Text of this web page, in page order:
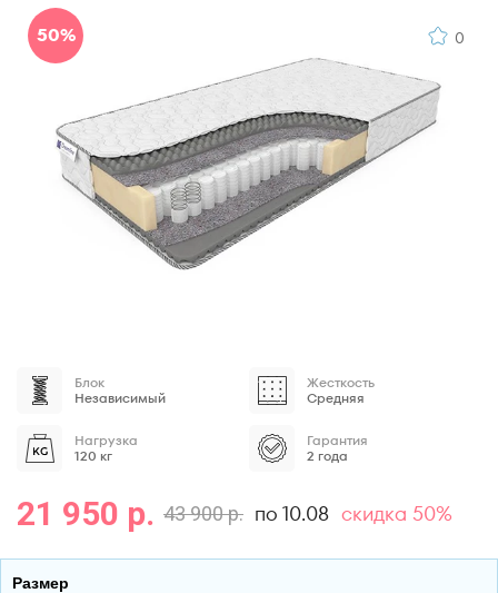
50% 0
Блок
Независимый
Жесткость
Средняя
Нагрузка
120 кг
Гарантия
2 года
43 900 р.
21 950 р. по 10.08 скидка 50%
Размер